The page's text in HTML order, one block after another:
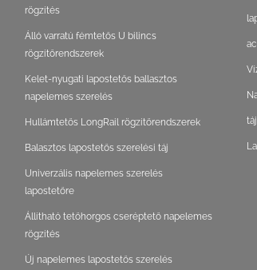
rögzítés
Álló varratú fémtetős U bilincs
rögzítőrendszerek
Kelet-nyugati lapostetős ballasztos
napelemes szerelés
Hullámtetős LongRail rögzítőrendszerek
Balasztos lapostetős szerelési táj
Univerzális napelemes szerelés
lapostetőre
Állítható tetőhorgos cseréptető napelemes
rögzítés
Új napelemes lapostetős szerelés